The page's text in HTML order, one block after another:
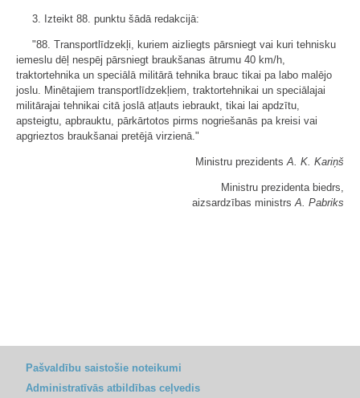
3. Izteikt 88. punktu šādā redakcijā:
"88. Transportlīdzekļi, kuriem aizliegts pārsniegt vai kuri tehnisku
iemeslu dēļ nespēj pārsniegt braukšanas ātrumu 40 km/h,
traktortehnika un speciālā militārā tehnika brauc tikai pa labo malējo
joslu. Minētajiem transportlīdzekļiem, traktortehnikai un speciālajai
militārajai tehnikai citā joslā atļauts iebraukt, tikai lai apdzītu,
apsteigtu, apbrauktu, pārkārtotos pirms nogriešanās pa kreisi vai
apgrieztos braukšanai pretējā virzienā."
Ministru prezidentsA. K. Kariņš
Ministru prezidenta biedrs,
aizsardzības ministrsA. Pabriks
Pašvaldību saistošie noteikumi
Administratīvās atbildības ceļvedis